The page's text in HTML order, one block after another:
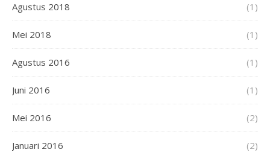
Agustus 2018 (1)
Mei 2018 (1)
Agustus 2016 (1)
Juni 2016 (1)
Mei 2016 (2)
Januari 2016 (2)